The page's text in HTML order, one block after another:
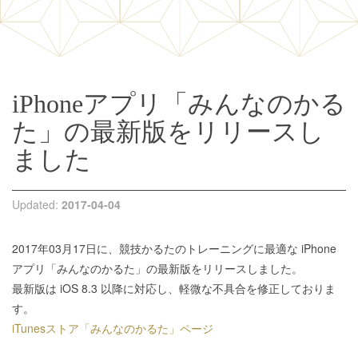
iPhoneアプリ「みんなのかる
た」の最新版をリリースし
ました
Updated: 2017-04-04
2017年03月17日に、競技かるたのトレーニングに最適な iPhone
アプリ「みんなのかるた」の最新版をリリースしました。
最新版は iOS 8.3 以降に対応し、軽微な不具合を修正しておりま
す。
iTunesストア「みんなのかるた」ページ